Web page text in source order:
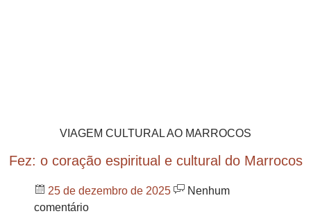
VIAGEM CULTURAL AO MARROCOS
Fez: o coração espiritual e cultural do Marrocos
25 de dezembro de 2025
Nenhum
comentário